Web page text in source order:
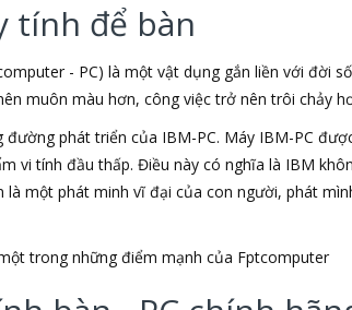
tính để bàn
- PC) là một vật dụng gắn liền với đời
muôn màu hơn, công việc trở nên trôi chảy
đường phát triển của IBM-PC. Máy IBM-PC
vi tính đầu thấp. Điều này có nghĩa là IBM
một phát minh vĩ đại của con người, phát
trong những điểm mạnh của Fptcomputer